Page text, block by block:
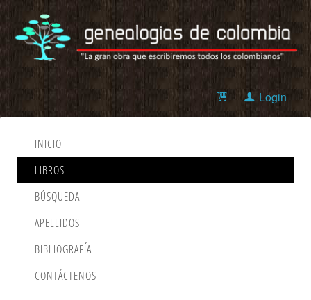
Login
INICIO
LIBROS
BÚSQUEDA
APELLIDOS
BIBLIOGRAFÍA
CONTÁCTENOS